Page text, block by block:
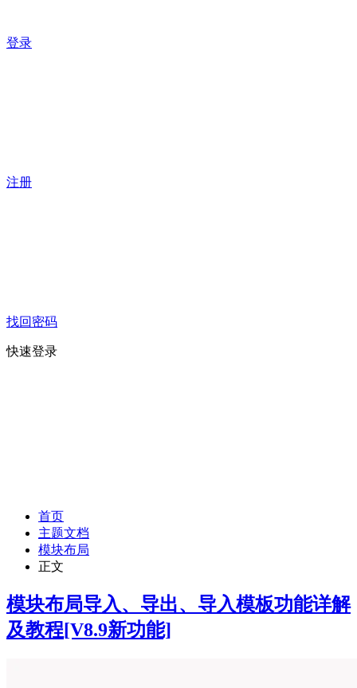
登录
注册
找回密码
快速登录
首页
主题文档
模块布局
正文
模块布局导入、导出、导入模板功能详解
及教程[V8.9新功能]